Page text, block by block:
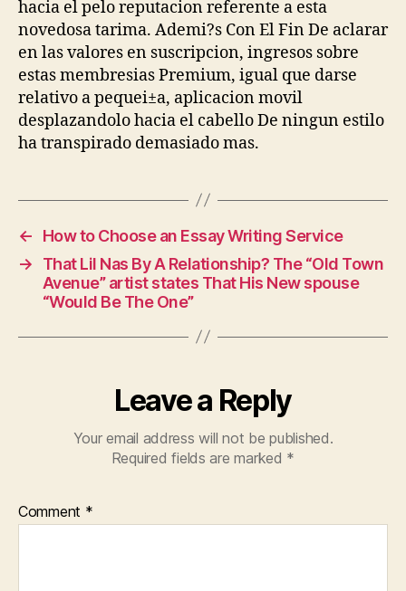
hacia el pelo reputacion referente a esta
novedosa tarima. Ademi?s Con El Fin De aclarar
en las valores en suscripcion, ingresos sobre
estas membresias Premium, igual que darse
relativo a pequei±a, aplicacion movil
desplazandolo hacia el cabello De ningun estilo
ha transpirado demasiado mas.
←
How to Choose an Essay Writing Service
→
That Lil Nas By A Relationship? The “Old Town
Avenue” artist states That His New spouse
“Would Be The One”
Leave a Reply
Your email address will not be published.
Required fields are marked *
Comment *